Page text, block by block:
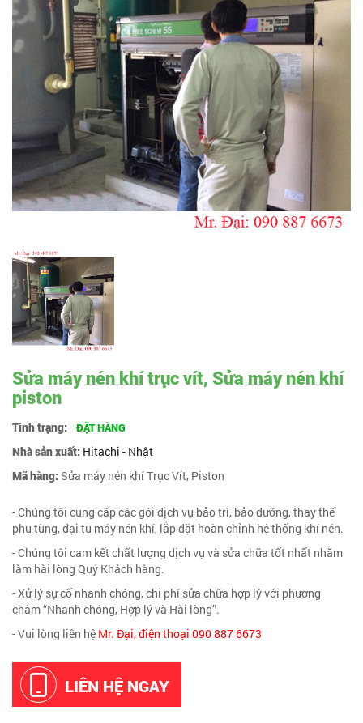
Sửa máy nén khí trục vít, Sửa máy nén khí
piston
Tình trạng: ĐẶT HÀNG
Nhà sản xuất: Hitachi - Nhật
Mã hàng:Sửa máy nén khí Trục Vít, Piston
- Chúng tôi cung cấp các gói dịch vụ bảo trì, bảo dưỡng, thay thế
phụ tùng, đại tu máy nén khí, lắp đặt hoàn chỉnh hệ thống khí nén.
- Chúng tôi cam kết chất lượng dịch vụ và sửa chữa tốt nhất nhằm
làm hài lòng Quý Khách hàng.
- Xử lý sự cố nhanh chóng, chi phí sửa chữa hợp lý với phương
châm “Nhanh chóng, Hợp lý và Hài lòng”.
- Vui lòng liên hệ Mr. Đại, điện thoại 090 887 6673
LIÊN HỆ NGAY